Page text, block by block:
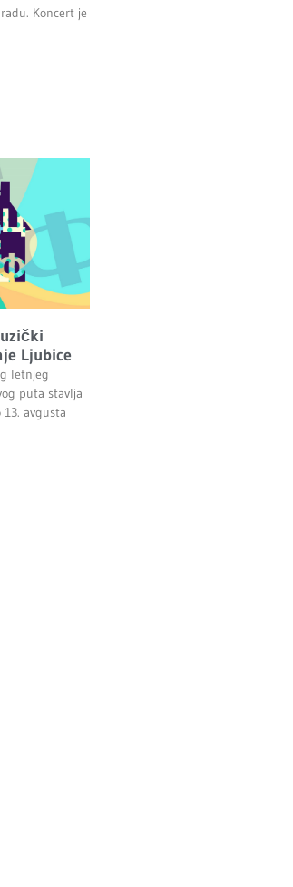
Koncert je
Ljubice
letnjeg
puta stavlja
avgusta